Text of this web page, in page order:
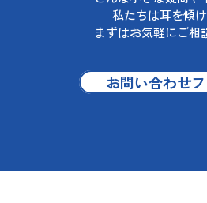
私たちは耳を傾け
まずはお気軽にご相
お問い合わせ